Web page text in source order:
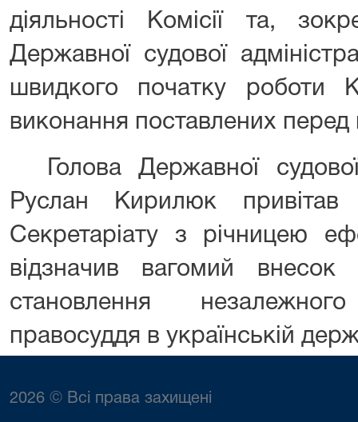
діяльності Комісії та,
Державної судової
швидкого початку роботи
виконання поставлених
Голова Державної
Руслан Кирилюк привітав
Секретаріату з річницею
відзначив вагомий внесок
становлення
правосуддя в українській
2026 © Всі права захищені